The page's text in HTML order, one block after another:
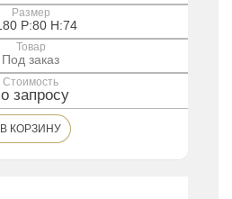
Размер
P:80 H:74
Товар
Под заказ
Стоимость
запросу
В КОРЗИНУ